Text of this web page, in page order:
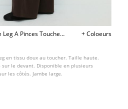
Leg A Pinces Toucher
+ Coloeurs
en tissu doux au toucher. Taille haute.
sur le devant. Disponible en plusieurs
les côtés. Jambe large.